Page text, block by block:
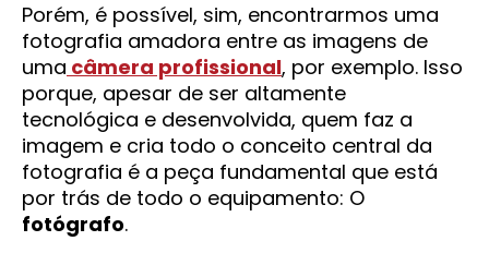
Porém, é possível, sim, encontrarmos uma
fotografia amadora entre as imagens de
uma câmera profissional, por exemplo. Isso
porque, apesar de ser altamente
tecnológica e desenvolvida, quem faz a
imagem e cria todo o conceito central da
fotografia é a peça fundamental que está
por trás de todo o equipamento: O
fotógrafo.